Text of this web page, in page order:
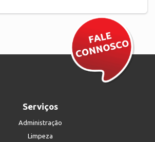
Serviços
Administração
Limpeza